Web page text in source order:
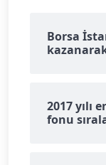
Borsa
2017 yılı
fonu